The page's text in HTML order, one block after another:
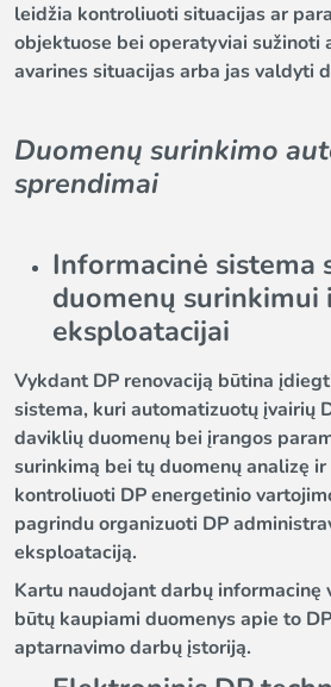
leidžia kontroliuoti situacijas ar
objektuose bei operatyviai sužinoti
avarines situacijas arba jas valdyti
Duomenų surinkimo
sprendimai
Informacinė sistema
duomenų surinkimui
eksploatacijai
Vykdant DP renovaciją būtina
sistema, kuri automatizuotų įvairių
daviklių duomenų bei įrangos
surinkimą bei tų duomenų analizę
kontroliuoti DP energetinio
pagrindu organizuoti DP
eksploataciją.
Kartu naudojant darbų informacinę
būtų kaupiami duomenys apie to
aptarnavimo darbų įstoriją.